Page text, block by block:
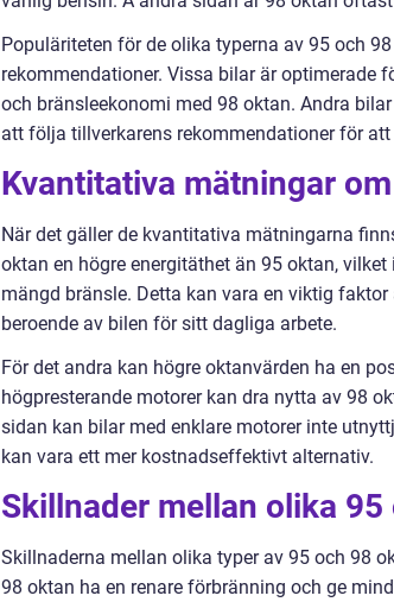
Populäriteten för de olika typerna av 95 och
rekommendationer. Vissa bilar är optimerade
och bränsleekonomi med 98 oktan. Andra
att följa tillverkarens rekommendationer för
Kvantitativa mätningar
När det gäller de kvantitativa mätningarna
oktan en högre energitäthet än 95 oktan,
mängd bränsle. Detta kan vara en viktig
beroende av bilen för sitt dagliga arbete.
För det andra kan högre oktanvärden ha en
högpresterande motorer kan dra nytta av 98
sidan kan bilar med enklare motorer inte
kan vara ett mer kostnadseffektivt alternativ.
Skillnader mellan olika
Skillnaderna mellan olika typer av 95 och 98
98 oktan ha en renare förbränning och ge